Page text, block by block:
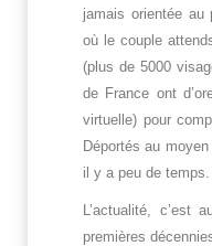
jamais orientée
où le couple
(plus de 5000
de France ont
virtuelle) pour
Déportés au
il y a peu de temps.
L’actualité, c’est
premières